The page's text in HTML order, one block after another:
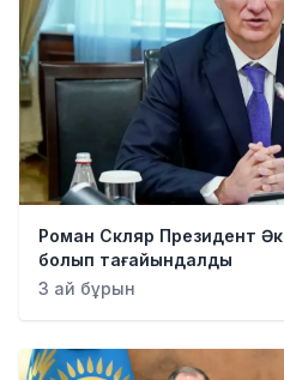
Роман Скляр Президент
болып тағайындалды
3 ай бұрын